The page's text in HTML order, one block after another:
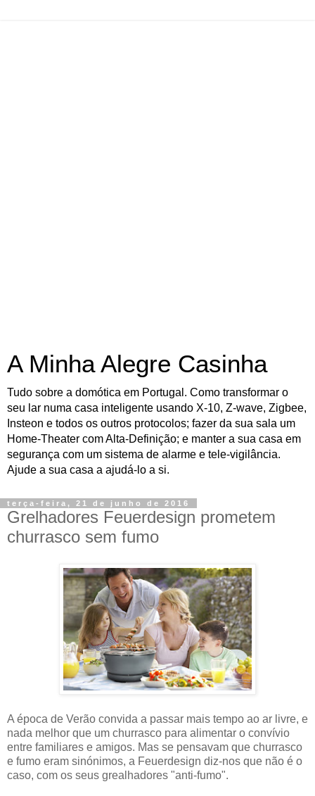
A Minha Alegre Casinha
Tudo sobre a domótica em Portugal. Como transformar o
seu lar numa casa inteligente usando X-10, Z-wave, Zigbee,
Insteon e todos os outros protocolos; fazer da sua sala um
Home-Theater com Alta-Definição; e manter a sua casa em
segurança com um sistema de alarme e tele-vigilância.
Ajude a sua casa a ajudá-lo a si.
terça-feira, 21 de junho de 2016
Grelhadores Feuerdesign prometem
churrasco sem fumo
A época de Verão convida a passar mais tempo ao ar livre, e
nada melhor que um churrasco para alimentar o convívio
entre familiares e amigos. Mas se pensavam que churrasco
e fumo eram sinónimos, a Feuerdesign diz-nos que não é o
caso, com os seus grealhadores "anti-fumo".